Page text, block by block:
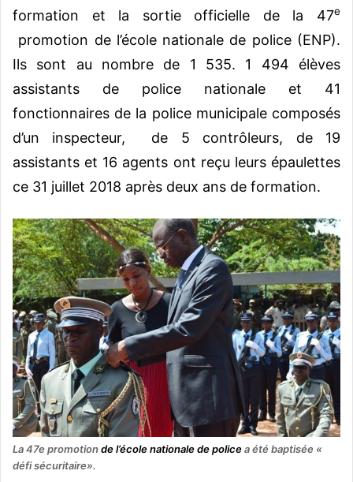
formation et la sortie officielle de la 47e
promotion de l’école nationale de police (ENP).
Ils sont au nombre de 1 535. 1 494 élèves
assistants de police nationale et 41
fonctionnaires de la police municipale composés
d’un inspecteur, de 5 contrôleurs, de 19
assistants et 16 agents ont reçu leurs épaulettes
ce 31 juillet 2018 après deux ans de formation.
La 47e promotionde l’école nationale de policea été baptisée «
défi sécuritaire».